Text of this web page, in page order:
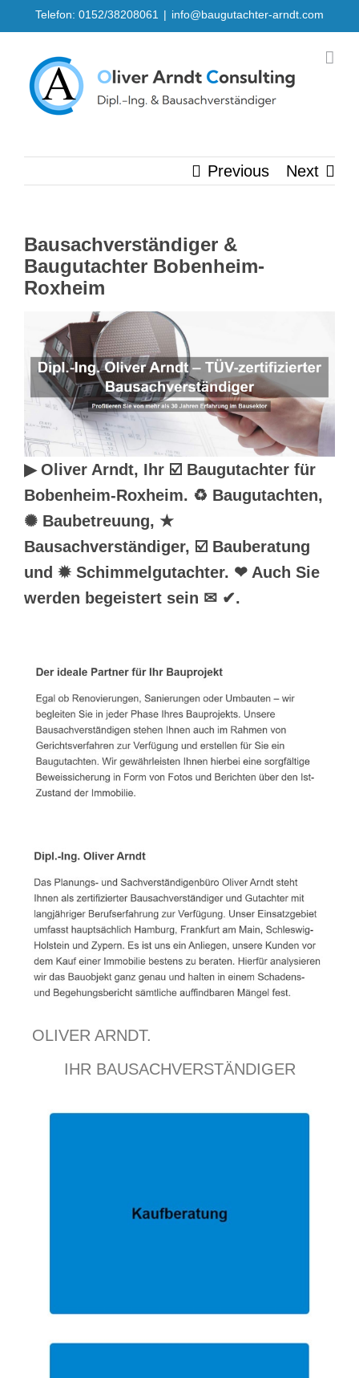
to
content
Telefon: 0152/38208061 | info@baugutachter-arndt.com
Previous Next
Bausachverständiger &
Baugutachter Bobenheim-
Roxheim
▶︎ Oliver Arndt, Ihr ☑️ Baugutachter für
Bobenheim-Roxheim. ♻ Baugutachten,
✺ Baubetreuung, ★
Bausachverständiger, ☑️ Bauberatung
und ✹ Schimmelgutachter. ❤ Auch Sie
werden begeistert sein ✉ ✔.
OLIVER ARNDT.
IHR BAUSACHVERSTÄNDIGER